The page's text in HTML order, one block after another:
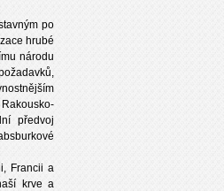
po
hrubé
národu
předvoj
Francii a
krve a